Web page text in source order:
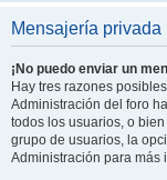
Mensajería privada
¡No puedo enviar un
Hay tres razones
Administración del foro
todos los usuarios, o
grupo de usuarios, la
Administración para más